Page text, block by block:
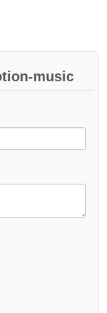
music